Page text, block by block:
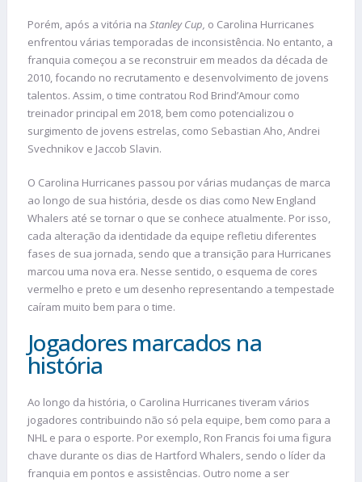
Porém, após a vitória na Stanley Cup, o Carolina Hurricanes
enfrentou várias temporadas de inconsistência. No entanto, a
franquia começou a se reconstruir em meados da década de
2010, focando no recrutamento e desenvolvimento de jovens
talentos. Assim, o time contratou Rod Brind’Amour como
treinador principal em 2018, bem como potencializou o
surgimento de jovens estrelas, como Sebastian Aho, Andrei
Svechnikov e Jaccob Slavin.
O Carolina Hurricanes passou por várias mudanças de marca
ao longo de sua história, desde os dias como New England
Whalers até se tornar o que se conhece atualmente. Por isso,
cada alteração da identidade da equipe refletiu diferentes
fases de sua jornada, sendo que a transição para Hurricanes
marcou uma nova era. Nesse sentido, o esquema de cores
vermelho e preto e um desenho representando a tempestade
caíram muito bem para o time.
Jogadores marcados na
história
Ao longo da história, o Carolina Hurricanes tiveram vários
jogadores contribuindo não só pela equipe, bem como para a
NHL e para o esporte. Por exemplo, Ron Francis foi uma figura
chave durante os dias de Hartford Whalers, sendo o líder da
franquia em pontos e assistências. Outro nome a ser